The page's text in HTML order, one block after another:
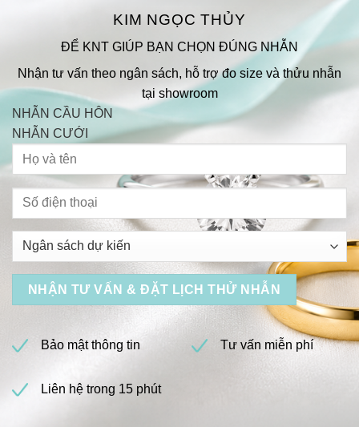
KIM NGỌC THỦY
ĐỂ KNT GIÚP BẠN CHỌN ĐÚNG NHẪN
Nhận tư vấn theo ngân sách, hỗ trợ đo size và thửu nhẫn
tại showroom
NHẪN CẦU HÔN
NHẪN CƯỚI
Bảo mật thông tin Tư vấn miễn phí
Liên hệ trong 15 phút